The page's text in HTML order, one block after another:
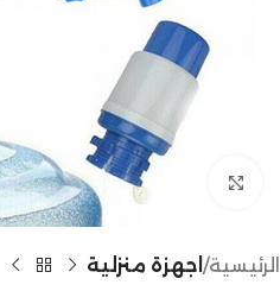
Click to enlarge
الرئيسية اجهزة منزلية